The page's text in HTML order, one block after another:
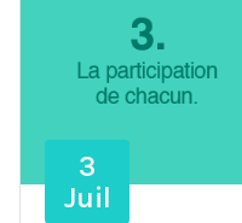
3
Juil